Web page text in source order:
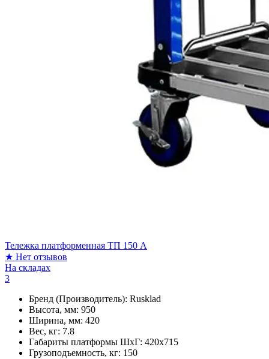
Тележка платформенная ТП 150 А
★ Нет отзывов
На складах
3
Бренд (Производитель): Rusklad
Высота, мм: 950
Ширина, мм: 420
Вес, кг: 7.8
Габариты платформы ШxГ: 420х715
Грузоподъемность, кг: 150